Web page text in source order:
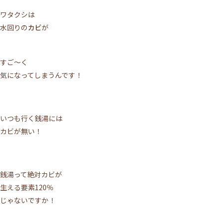
ワタクシは
水回りのカビが
すご～く
気になってしまうんです！
いつも行く銭湯には
カビが無い！
銭湯って絶対カビが
生える要素120％
じゃないですか！